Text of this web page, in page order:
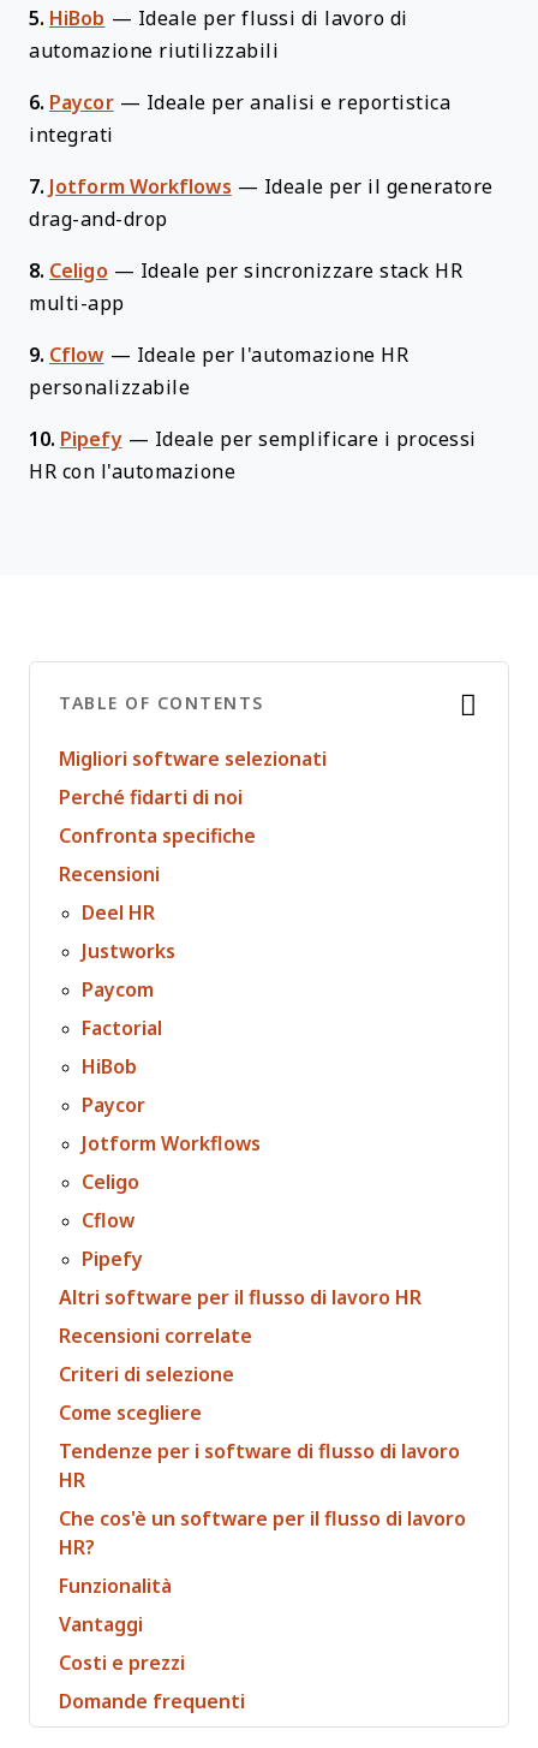
5. HiBob — Ideale per flussi di lavoro di
automazione riutilizzabili
6. Paycor — Ideale per analisi e reportistica
integrati
7. Jotform Workflows — Ideale per il generatore
drag-and-drop
8. Celigo — Ideale per sincronizzare stack HR
multi-app
9. Cflow — Ideale per l'automazione HR
personalizzabile
10. Pipefy — Ideale per semplificare i processi
HR con l'automazione
TABLE OF CONTENTS
Migliori software selezionati
Perché fidarti di noi
Confronta specifiche
Recensioni
Deel HR
Justworks
Paycom
Factorial
HiBob
Paycor
Jotform Workflows
Celigo
Cflow
Pipefy
Altri software per il flusso di lavoro HR
Recensioni correlate
Criteri di selezione
Come scegliere
Tendenze per i software di flusso di lavoro
HR
Che cos'è un software per il flusso di lavoro
HR?
Funzionalità
Vantaggi
Costi e prezzi
Domande frequenti